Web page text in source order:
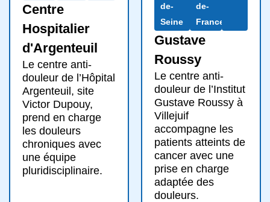
Centre
Hospitalier
d'Argenteuil
Le centre anti-
douleur de l’Hôpital
Argenteuil, site
Victor Dupouy,
prend en charge
les douleurs
chroniques avec
une équipe
pluridisciplinaire.
de-
Seine
de-
France
Gustave
Roussy
Le centre anti-
douleur de l’Institut
Gustave Roussy à
Villejuif
accompagne les
patients atteints de
cancer avec une
prise en charge
adaptée des
douleurs.